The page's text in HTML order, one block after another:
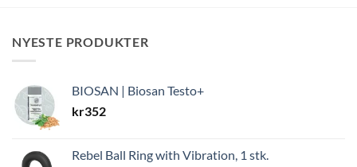
NYESTE PRODUKTER
BIOSAN | Biosan Testo+
kr352
Rebel Ball Ring with Vibration, 1 stk.